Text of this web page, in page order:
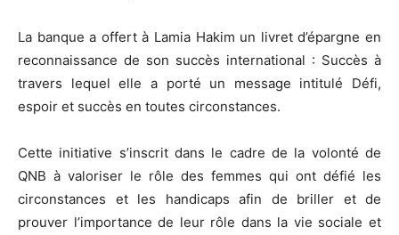
La banque a offert à Lamia Hakim un livret d’épargne en
reconnaissance de son succès international : Succès à
travers lequel elle a porté un message intitulé Défi,
espoir et succès en toutes circonstances.
Cette initiative s’inscrit dans le cadre de la volonté de
QNB à valoriser le rôle des femmes qui ont défié les
circonstances et les handicaps afin de briller et de
prouver l’importance de leur rôle dans la vie sociale et